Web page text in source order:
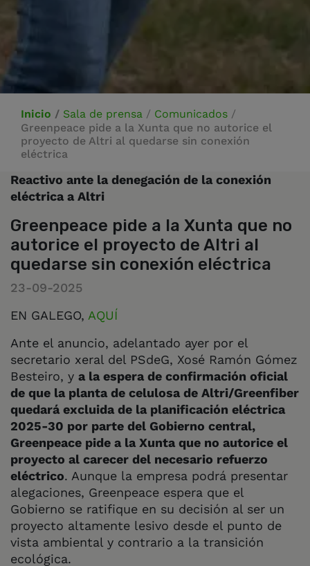
Inicio / Sala de prensa / Comunicados /
Greenpeace pide a la Xunta que no autorice el
proyecto de Altri al quedarse sin conexión
eléctrica
Reactivo ante la denegación de la conexión
eléctrica a Altri
Greenpeace pide a la Xunta que no
autorice el proyecto de Altri al
quedarse sin conexión eléctrica
23-09-2025
EN GALEGO, AQUÍ
Ante el anuncio, adelantado ayer por el
secretario xeral del PSdeG, Xosé Ramón Gómez
Besteiro, y a la espera de confirmación oficial
de que la planta de celulosa de Altri/Greenfiber
quedará excluida de la planificación eléctrica
2025-30 por parte del Gobierno central,
Greenpeace pide a la Xunta que no autorice el
proyecto al carecer del necesario refuerzo
eléctrico. Aunque la empresa podrá presentar
alegaciones, Greenpeace espera que el
Gobierno se ratifique en su decisión al ser un
proyecto altamente lesivo desde el punto de
vista ambiental y contrario a la transición
ecológica.